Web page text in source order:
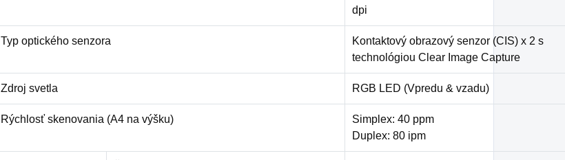
dpi
Typ optického senzora
Kontaktový obrazový senzor (CIS) x 2 s
technológiou Clear Image Capture
Zdroj svetla RGB LED (Vpredu & vzadu)
Rýchlosť skenovania (A4 na výšku)
Simplex: 40 ppm
Duplex: 80 ipm